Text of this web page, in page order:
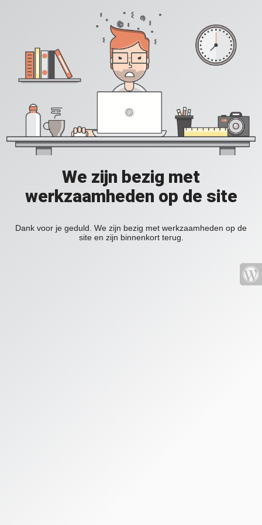
We zijn bezig met
werkzaamheden op de site
Dank voor je geduld. We zijn bezig met werkzaamheden op de
site en zijn binnenkort terug.